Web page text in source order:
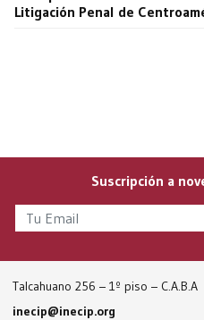
Litigación Penal de
Suscripción a
Talcahuano 256 – 1º piso – C.A.B.A
inecip@inecip.org